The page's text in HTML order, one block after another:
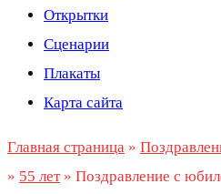
Открытки
Сценарии
Плакаты
Карта сайта
Главная страница »
» 55 лет» Поздравление с